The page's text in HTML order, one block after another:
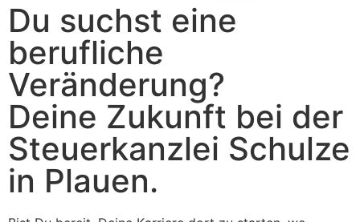
Du suchst eine
berufliche
Veränderung?
Deine Zukunft bei der
Steuerkanzlei Schulze
in Plauen.